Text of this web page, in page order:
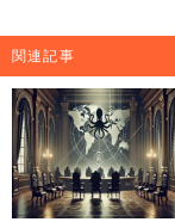
関連記事